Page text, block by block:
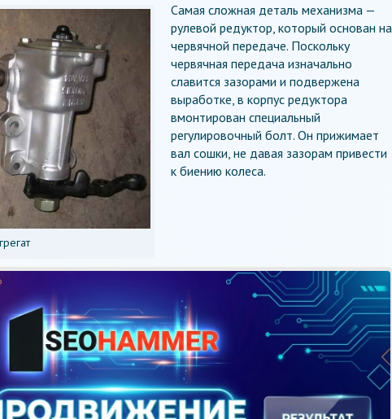
Самая сложная деталь механизма —
рулевой редуктор, который основан на
червячной передаче. Поскольку
червячная передача изначально
славится зазорами и подвержена
выработке, в корпус редуктора
вмонтирован специальный
регулировочный болт. Он прижимает
вал сошки, не давая зазорам привести
к биению колеса.